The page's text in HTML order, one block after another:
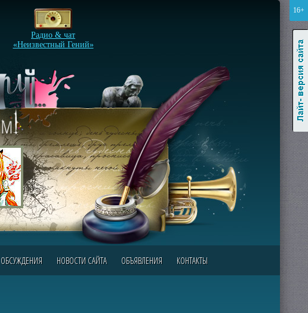
16+
Радио & чат
«Неизвестный Гений»
ОБСУЖДЕНИЯ НОВОСТИ САЙТА ОБЪЯВЛЕНИЯ КОНТАКТЫ